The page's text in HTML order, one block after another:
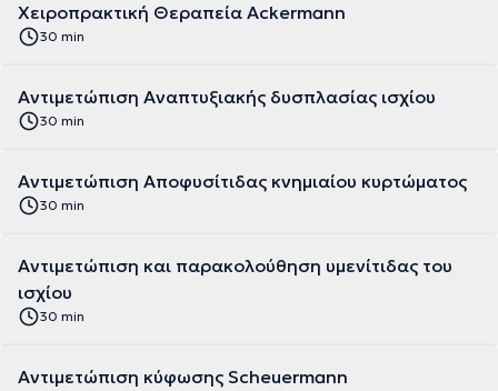
Χειροπρακτική Θεραπεία Ackermann
30 min
Αντιμετώπιση Αναπτυξιακής δυσπλασίας ισχίου
30 min
Αντιμετώπιση Αποφυσίτιδας κνημιαίου κυρτώματος
30 min
Αντιμετώπιση και παρακολούθηση υμενίτιδας του
ισχίου
30 min
Αντιμετώπιση κύφωσης Scheuermann